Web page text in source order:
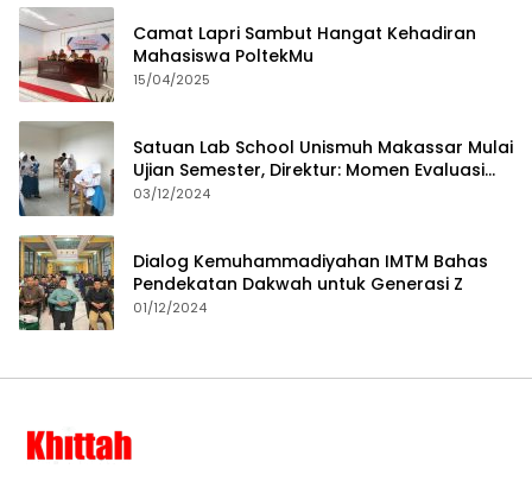
Camat Lapri Sambut Hangat Kehadiran
Mahasiswa PoltekMu
15/04/2025
Satuan Lab School Unismuh Makassar Mulai
Ujian Semester, Direktur: Momen Evaluasi
Proses Pembelajaran
03/12/2024
Dialog Kemuhammadiyahan IMTM Bahas
Pendekatan Dakwah untuk Generasi Z
01/12/2024